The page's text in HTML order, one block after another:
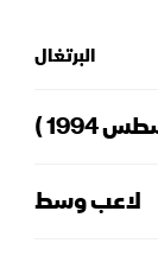
البرتغال
)
لاعب وسط